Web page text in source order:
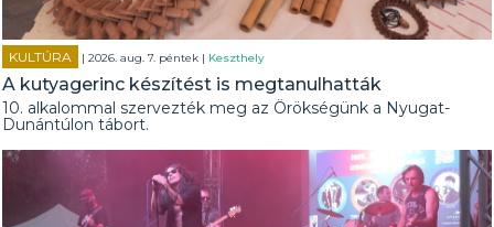
KULTÚRA | 2026. aug. 7. péntek | Keszthely
A kutyagerinc készítést is megtanulhatták
10. alkalommal szervezték meg az Örökségünk a Nyugat-
Dunántúlon tábort.